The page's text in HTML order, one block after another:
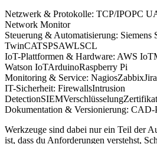
Netzwerk & Protokolle: TCP/IPOPC
Network Monitor
Steuerung & Automatisierung: Siemens
TwinCATSPSAWLSCL
IoT-Plattformen & Hardware: AWS IoT
Watson IoTArduinoRaspberry Pi
Monitoring & Service: NagiosZabbixJira
IT-Sicherheit: FirewallsIntrusion
DetectionSIEMVerschlüsselung
Dokumentation & Versionierung: CAD-
Werkzeuge sind dabei nur ein Teil der
ist, dass du Anforderungen verstehst,